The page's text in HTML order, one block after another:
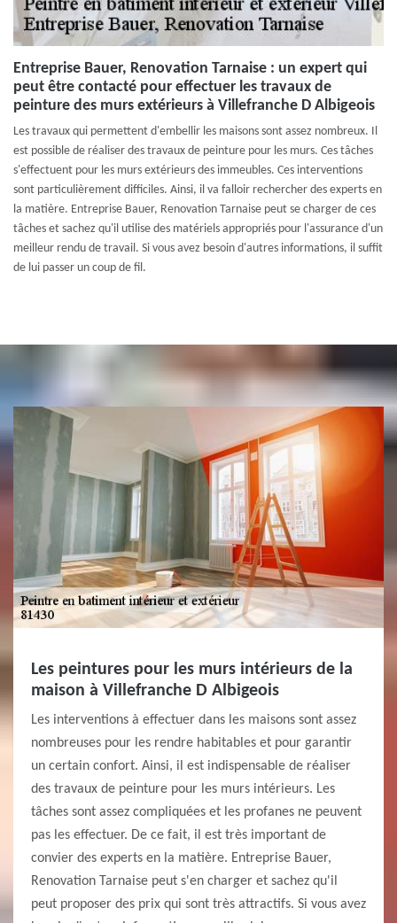
Entreprise Bauer, Renovation Tarnaise : un expert qui
peut être contacté pour effectuer les travaux de
peinture des murs extérieurs à Villefranche D Albigeois
Les travaux qui permettent d'embellir les maisons sont assez nombreux. Il
est possible de réaliser des travaux de peinture pour les murs. Ces tâches
s'effectuent pour les murs extérieurs des immeubles. Ces interventions
sont particulièrement difficiles. Ainsi, il va falloir rechercher des experts en
la matière. Entreprise Bauer, Renovation Tarnaise peut se charger de ces
tâches et sachez qu'il utilise des matériels appropriés pour l'assurance d'un
meilleur rendu de travail. Si vous avez besoin d'autres informations, il suffit
de lui passer un coup de fil.
Les peintures pour les murs intérieurs de la
maison à Villefranche D Albigeois
Les interventions à effectuer dans les maisons sont assez
nombreuses pour les rendre habitables et pour garantir
un certain confort. Ainsi, il est indispensable de réaliser
des travaux de peinture pour les murs intérieurs. Les
tâches sont assez compliquées et les profanes ne peuvent
pas les effectuer. De ce fait, il est très important de
convier des experts en la matière. Entreprise Bauer,
Renovation Tarnaise peut s'en charger et sachez qu'il
peut proposer des prix qui sont très attractifs. Si vous avez